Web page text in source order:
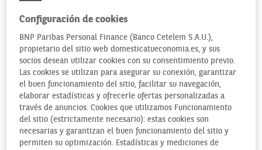
En los últimos meses se ha dicho hasta la saciedad que el
plástico estásustituyendo al dinero en metálico. Una
realidad reforzada durante la pandemia. Pagar con tarjeta
es ya lo más común, y ahora podremos evitar su duplicación
llevando las tarjetas híbridas, que combinan el crédito con
el débito.
Configuración de cookies
BNP Paribas Personal Finance (Banco Cetelem S.A.U.),
propietario del sitio web domesticatueconomia.es, y sus
socios desean utilizar cookies con su consentimiento previo.
Las cookies se utilizan para asegurar su conexión, garantizar
el buen funcionamiento del sitio, facilitar su navegación,
elaborar estadísticas y ofrecerle ofertas personalizadas a
través de anuncios. Cookies que utilizamos Funcionamiento
del sitio (estrictamente necesario): estas cookies son
necesarias y garantizan el buen funcionamiento del sitio y
permiten su optimización. Estadísticas y mediciones de